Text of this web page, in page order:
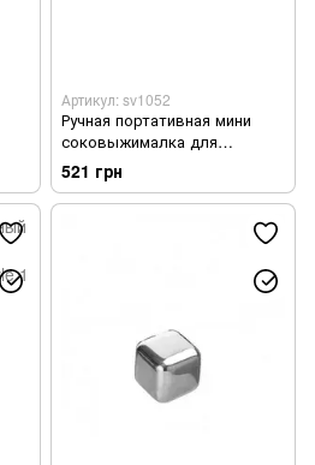
Артикул: sv1052
Ручная портативная мини
соковыжималка для
фруктов с зажимом (sv1052)
521 грн